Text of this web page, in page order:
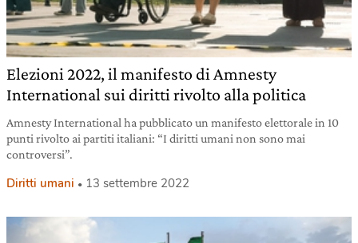
Elezioni 2022, il manifesto di Amnesty
International sui diritti rivolto alla politica
Amnesty International ha pubblicato un manifesto elettorale in 10
punti rivolto ai partiti italiani: “I diritti umani non sono mai
controversi”.
Diritti umani 13 settembre 2022